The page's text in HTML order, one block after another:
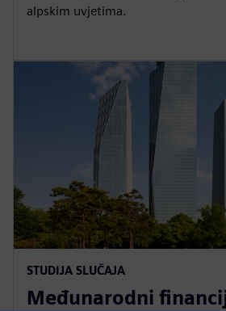
alpskim uvjetima.
STUDIJA SLUČAJA
Međunarodni